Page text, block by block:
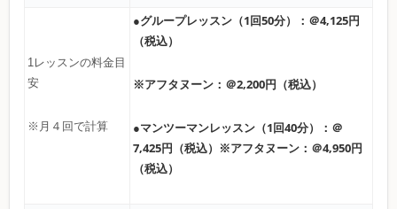
1レッスンの料金目
安
※月４回で計算
●グループレッスン（1回50分）：＠4,125円
（税込）
※アフタヌーン：＠2,200円（税込）
●マンツーマンレッスン（1回40分）：＠
7,425円（税込）※アフタヌーン：＠4,950円
（税込）